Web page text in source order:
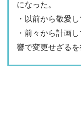
になった。
・以前から敬愛
・前々から計画
響で変更せざるを